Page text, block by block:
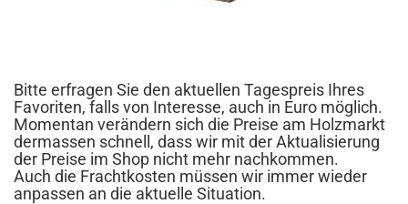
Bitte erfragen Sie den aktuellen Tagespreis Ihres
Favoriten, falls von Interesse, auch in Euro möglich.
Momentan verändern sich die Preise am Holzmarkt
dermassen schnell, dass wir mit der Aktualisierung
der Preise im Shop nicht mehr nachkommen.
Auch die Frachtkosten müssen wir immer wieder
anpassen an die aktuelle Situation.